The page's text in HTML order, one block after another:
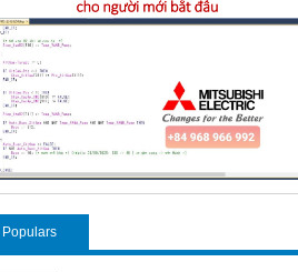
Populars